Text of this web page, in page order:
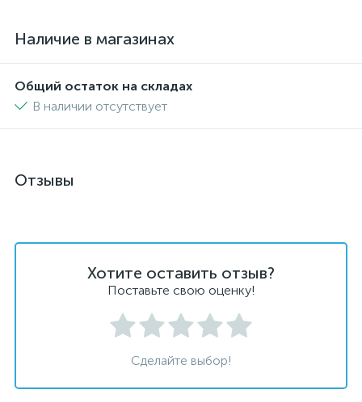
Наличие в магазинах
Общий остаток на складах
В наличии отсутствует
Отзывы
Хотите оставить отзыв?
Поставьте свою оценку!
Сделайте выбор!